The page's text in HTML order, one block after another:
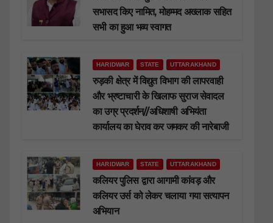
सभासद किए नामित, मोहम्मद अख्लाक सहित
सभी का हुआ भव्य स्वागत
HARIDWAR STATE UTTARAKHAND
रुड़की क्षेत्र में विद्युत विभाग की लापरवाही
और भ्रष्टाचारी के खिलाफ सुराज सेवादल
का उग्र प्रदर्शन//अधिशाषी अभियंता
कार्यालय का घेराव कर जमकर की नारेबाजी
HARIDWAR STATE UTTARAKHAND
कलियर पुलिस द्वारा आगामी कांवड़ और
कलियर उर्स को लेकर चलाया गया सत्यापन
अभियान